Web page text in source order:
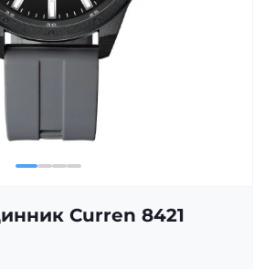
Curren 8421